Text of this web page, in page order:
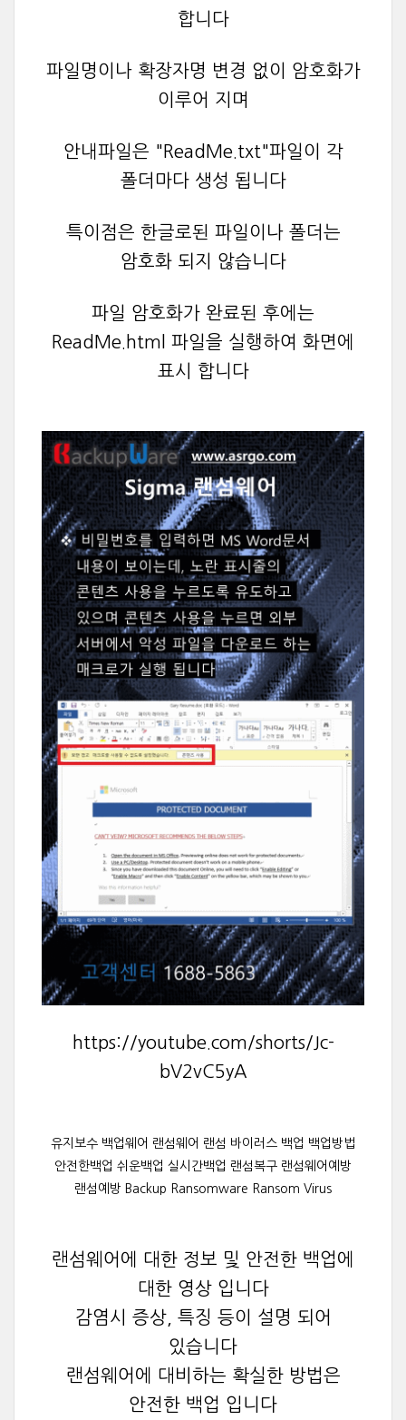
합니다
파일명이나 확장자명 변경 없이 암호화가
이루어 지며
안내파일은 "ReadMe.txt"파일이 각
폴더마다 생성 됩니다
특이점은 한글로된 파일이나 폴더는
암호화 되지 않습니다
파일 암호화가 완료된 후에는
ReadMe.html 파일을 실행하여 화면에
표시 합니다
https://youtube.com/shorts/Jc-
bV2vC5yA
유지보수 백업웨어 랜섬웨어 랜섬 바이러스 백업 백업방법
안전한백업 쉬운백업 실시간백업 랜섬복구 랜섬웨어예방
랜섬예방 Backup Ransomware Ransom Virus
랜섬웨어에 대한 정보 및 안전한 백업에
대한 영상 입니다
감염시 증상, 특징 등이 설명 되어
있습니다
랜섬웨어에 대비하는 확실한 방법은
안전한 백업 입니다